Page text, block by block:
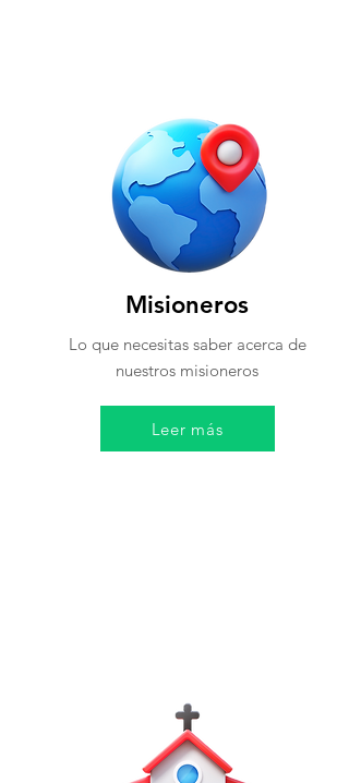
Misioneros
Lo que necesitas saber acerca de
nuestros misioneros
Leer más